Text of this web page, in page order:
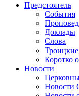
Предстоятель
События
Доклады
Слова
Коротко
Новости
Новости